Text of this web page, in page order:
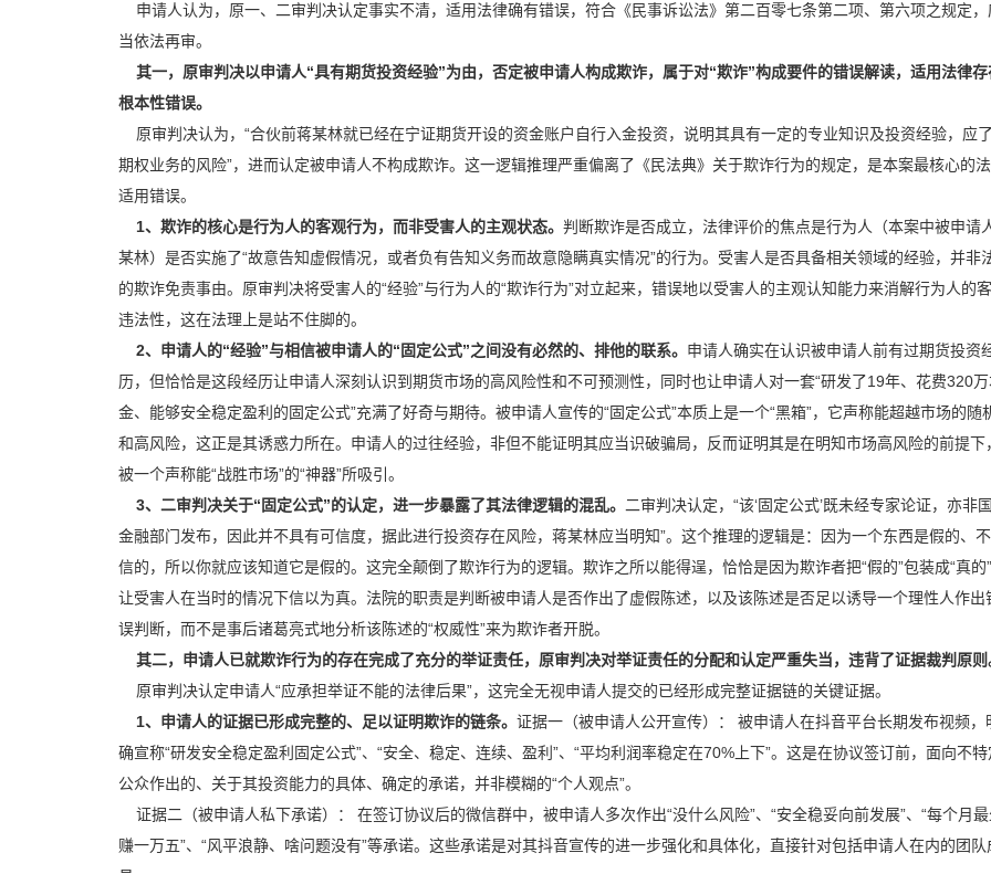
申请人认为，原一、二审判决认定事实不清，适用法律确有错误，符合《民事诉讼法》第二百零七条第二项、第六项之规定，
当依法再审。
其一，原审判决以申请人“具有期货投资经验”为由，否定被申请人构成欺诈，属于对“欺诈”构成要件的错误解读，适用法律存
根本性错误。
原审判决认为，“合伙前蒋某林就已经在宁证期货开设的资金账户自行入金投资，说明其具有一定的专业知识及投资经验，应
期权业务的风险”，进而认定被申请人不构成欺诈。这一逻辑推理严重偏离了《民法典》关于欺诈行为的规定，是本案最核心的
适用错误。
1、欺诈的核心是行为人的客观行为，而非受害人的主观状态。 判断欺诈是否成立，法律评价的焦点是行为人（本案中被申请
某林）是否实施了“故意告知虚假情况，或者负有告知义务而故意隐瞒真实情况”的行为。受害人是否具备相关领域的经验，并非
的欺诈免责事由。原审判决将受害人的“经验”与行为人的“欺诈行为”对立起来，错误地以受害人的主观认知能力来消解行为人的
违法性，这在法理上是站不住脚的。
2、申请人的“经验”与相信被申请人的“固定公式”之间没有必然的、排他的联系。 申请人确实在认识被申请人前有过期货投资
历，但恰恰是这段经历让申请人深刻认识到期货市场的高风险性和不可预测性，同时也让申请人对一套“研发了19年、花费320
金、能够安全稳定盈利的固定公式”充满了好奇与期待。被申请人宣传的“固定公式”本质上是一个“黑箱”，它声称能超越市场的随
和高风险，这正是其诱惑力所在。申请人的过往经验，非但不能证明其应当识破骗局，反而证明其是在明知市场高风险的前提下，
被一个声称能“战胜市场”的“神器”所吸引。
3、二审判决关于“固定公式”的认定，进一步暴露了其法律逻辑的混乱。
二审判决认定，“该‘固定公式’既未经专家论证，亦非
金融部门发布，因此并不具有可信度，据此进行投资存在风险，蒋某林应当明知”。这个推理的逻辑是：因为一个东西是假的、
信的，所以你就应该知道它是假的。这完全颠倒了欺诈行为的逻辑。欺诈之所以能得逞，恰恰是因为欺诈者把“假的”包装成“真的”
让受害人在当时的情况下信以为真。法院的职责是判断被申请人是否作出了虚假陈述，以及该陈述是否足以诱导一个理性人作出
误判断，而不是事后诸葛亮式地分析该陈述的“权威性”来为欺诈者开脱。
其二，申请人已就欺诈行为的存在完成了充分的举证责任，原审判决对举证责任的分配和认定严重失当，违背了证据裁判原则
原审判决认定申请人“应承担举证不能的法律后果”，这完全无视申请人提交的已经形成完整证据链的关键证据。
1、申请人的证据已形成完整的、足以证明欺诈的链条。 证据一（被申请人公开宣传）： 被申请人在抖音平台长期发布视频，
确宣称“研发安全稳定盈利固定公式”、“安全、稳定、连续、盈利”、“平均利润率稳定在70%上下”。这是在协议签订前，面向不特
公众作出的、关于其投资能力的具体、确定的承诺，并非模糊的“个人观点”。
证据二（被申请人私下承诺）： 在签订协议后的微信群中，被申请人多次作出“没什么风险”、“安全稳妥向前发展”、“每个月
赚一万五”、“风平浪静、啥问题没有”等承诺。这些承诺是对其抖音宣传的进一步强化和具体化，直接针对包括申请人在内的团队